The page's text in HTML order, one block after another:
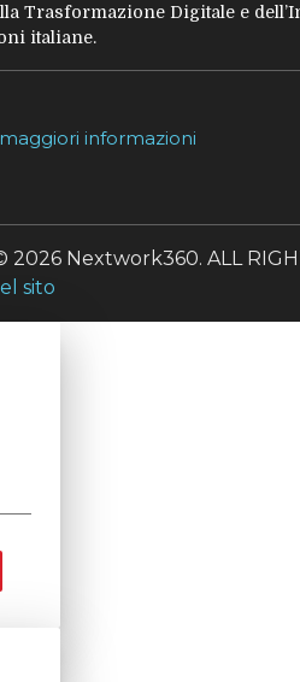
Trasformazione Digitale e
italiane.
informazioni
Nextwork360. ALL
sito